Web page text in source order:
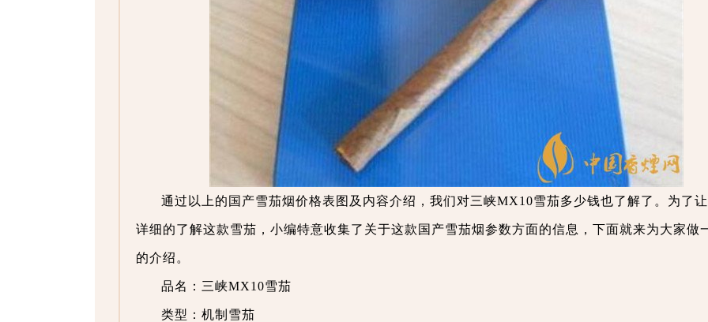
通过以上的国产雪茄烟价格表图及内容介绍，我们对三峡MX10雪茄多少钱也了解了。为了
详细的了解这款雪茄，小编特意收集了关于这款国产雪茄烟参数方面的信息，下面就来为大家做
的介绍。
品名：三峡MX10雪茄
类型：机制雪茄